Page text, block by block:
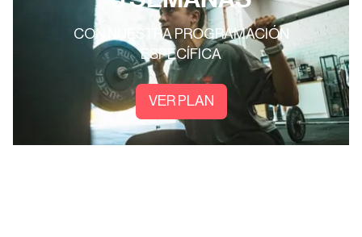
CON NUESTRA PROGRAMACIÓN
ESPECÍFICA
VER PLAN